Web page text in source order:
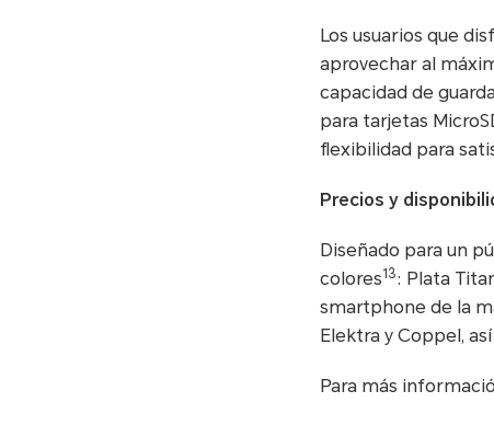
Los usuarios que
aprovechar al
capacidad de
para tarjetas
flexibilidad para
Precios y
Diseñado para un
colores13: Plata
smartphone de la
Elektra y Coppel,
Para más